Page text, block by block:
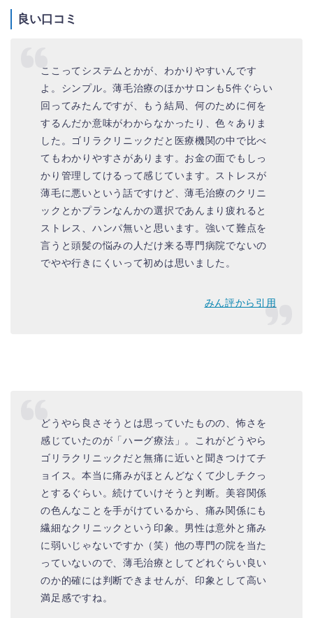
良い口コミ
ここってシステムとかが、わかりやすいんです
よ。シンプル。薄毛治療のほかサロンも5件ぐらい
回ってみたんですが、もう結局、何のために何を
するんだか意味がわからなかったり、色々ありま
した。ゴリラクリニックだと医療機関の中で比べ
てもわかりやすさがあります。お金の面でもしっ
かり管理してけるって感じています。ストレスが
薄毛に悪いという話ですけど、薄毛治療のクリニ
ックとかプランなんかの選択であんまり疲れると
ストレス、ハンパ無いと思います。強いて難点を
言うと頭髪の悩みの人だけ来る専門病院でないの
でやや行きにくいって初めは思いました。
みん評から引用
どうやら良さそうとは思っていたものの、怖さを
感じていたのが「ハーグ療法」。これがどうやら
ゴリラクリニックだと無痛に近いと聞きつけてチ
ョイス。本当に痛みがほとんどなくて少しチクっ
とするぐらい。続けていけそうと判断。美容関係
の色んなことを手がけているから、痛み関係にも
繊細なクリニックという印象。男性は意外と痛み
に弱いじゃないですか（笑）他の専門の院を当た
っていないので、薄毛治療としてどれぐらい良い
のか的確には判断できませんが、印象として高い
満足感ですね。